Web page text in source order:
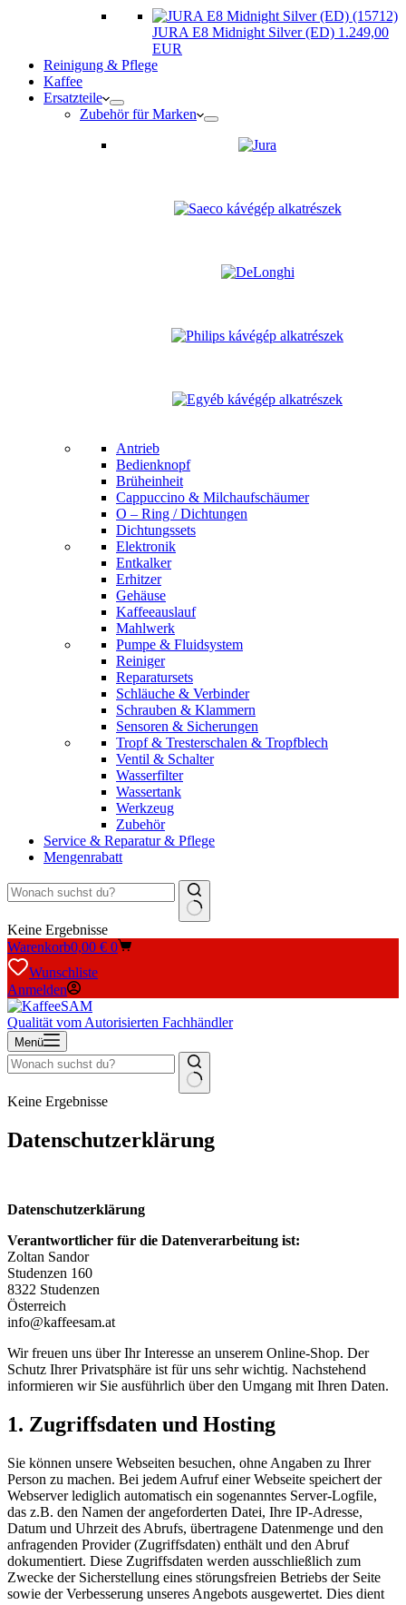
JURA E8 Midnight Silver (ED) 1.249,00
EUR
Reinigung & Pflege
Kaffee
Ersatzteile
Zubehör für Marken
Antrieb
Bedienknopf
Brüheinheit
Cappuccino & Milchaufschäumer
O – Ring / Dichtungen
Dichtungssets
Elektronik
Entkalker
Erhitzer
Gehäuse
Kaffeeauslauf
Mahlwerk
Pumpe & Fluidsystem
Reiniger
Reparatursets
Schläuche & Verbinder
Schrauben & Klammern
Sensoren & Sicherungen
Tropf & Tresterschalen & Tropfblech
Ventil & Schalter
Wasserfilter
Wassertank
Werkzeug
Zubehör
Service & Reparatur & Pflege
Mengenrabatt
Keine Ergebnisse
Warenkorb0,00 € 0
Wunschliste
Anmelden
Qualität vom Autorisierten Fachhändler
Menü
Keine Ergebnisse
Datenschutzerklärung
Datenschutzerklärung
Verantwortlicher für die Datenverarbeitung ist:
Zoltan Sandor
Studenzen 160
8322 Studenzen
Österreich
info@kaffeesam.at
Wir freuen uns über Ihr Interesse an unserem Online-Shop. Der
Schutz Ihrer Privatsphäre ist für uns sehr wichtig. Nachstehend
informieren wir Sie ausführlich über den Umgang mit Ihren Daten.
1. Zugriffsdaten und Hosting
Sie können unsere Webseiten besuchen, ohne Angaben zu Ihrer
Person zu machen. Bei jedem Aufruf einer Webseite speichert der
Webserver lediglich automatisch ein sogenanntes Server-Logfile,
das z.B. den Namen der angeforderten Datei, Ihre IP-Adresse,
Datum und Uhrzeit des Abrufs, übertragene Datenmenge und den
anfragenden Provider (Zugriffsdaten) enthält und den Abruf
dokumentiert. Diese Zugriffsdaten werden ausschließlich zum
Zwecke der Sicherstellung eines störungsfreien Betriebs der Seite
sowie der Verbesserung unseres Angebots ausgewertet. Dies dient